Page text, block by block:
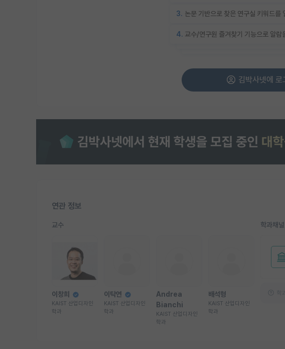
3. 논문 기반으로 찾은 연구실 키워드를
4. 교수/연구원 즐겨찾기 기능으로 알람
김박사넷에 로
연관 정보
교수
이창희
KAIST 산업디자인
학과
이탁연
KAIST 산업디자인
학과
Andrea
Bianchi
KAIST 산업디자인
학과
배석형
KAIST 산업디자인
학과
학과채널